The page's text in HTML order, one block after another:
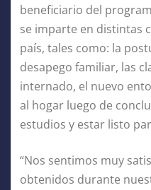
beneficiario del
se imparte en distintas
país, tales como: la
desapego familiar, las
internado, el nuevo
al hogar luego de
estudios y estar listo
“Nos sentimos muy
obtenidos durante